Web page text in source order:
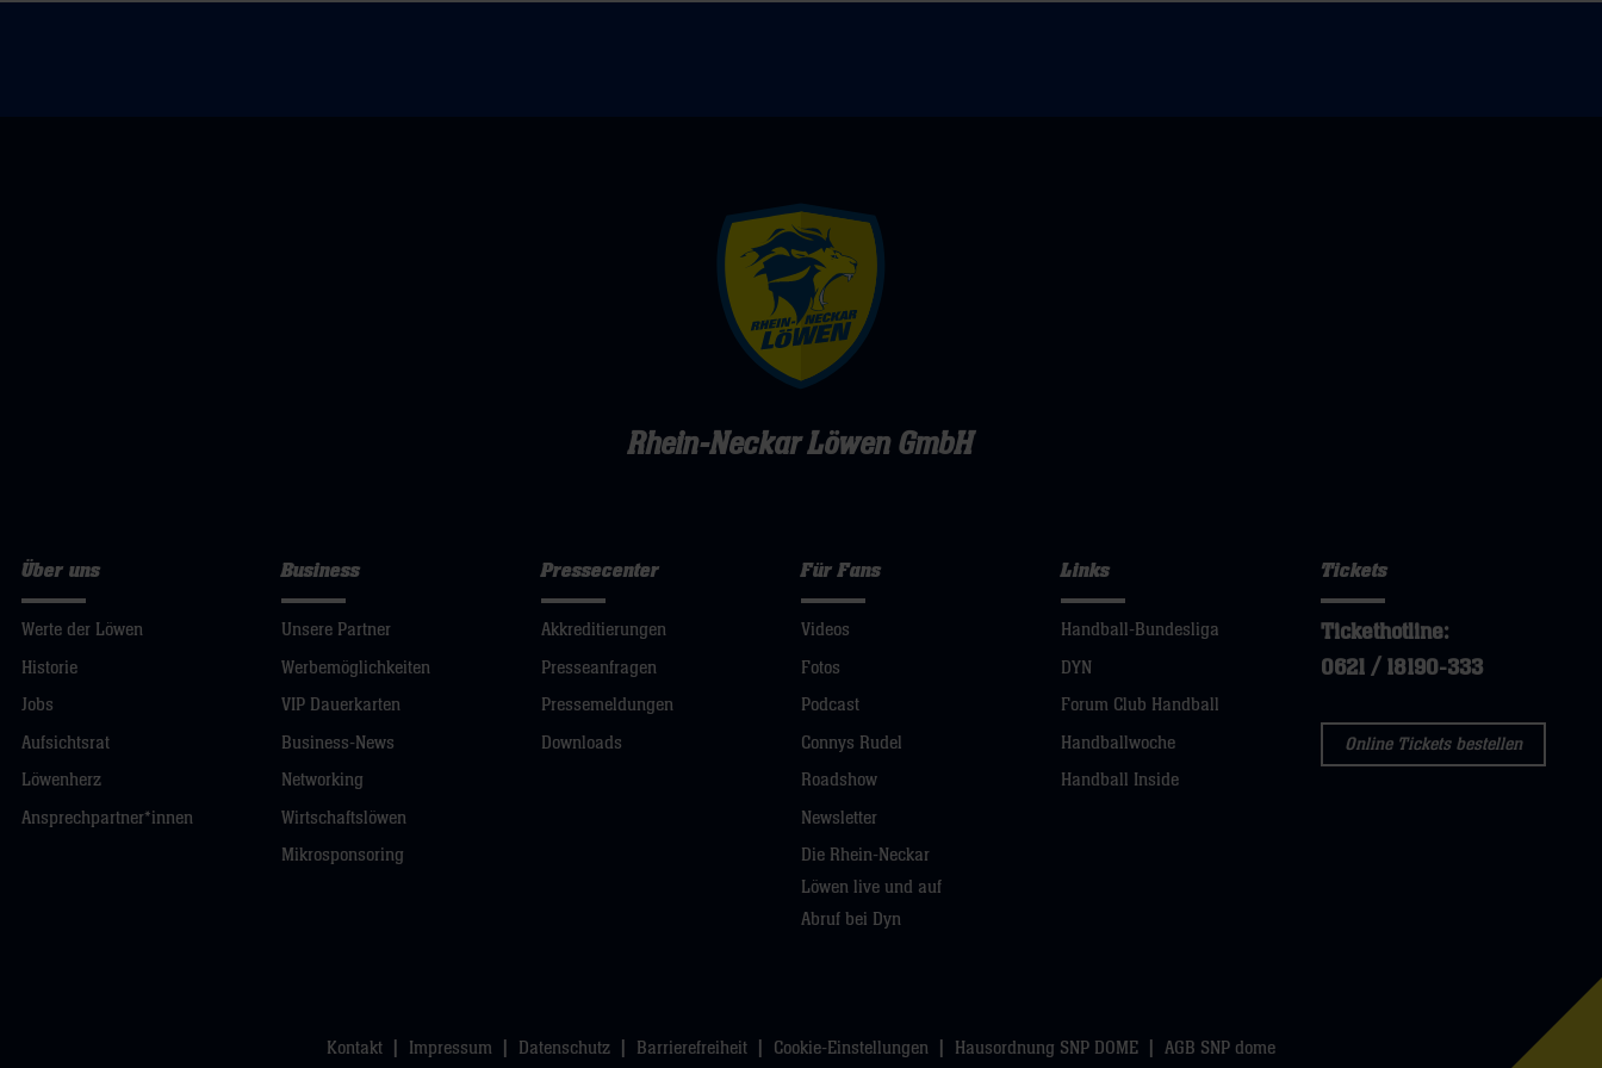
Rhein-Neckar Löwen GmbH
Über uns
Werte der Löwen
Historie
Jobs
Aufsichtsrat
Löwenherz
Ansprechpartner*innen
Business
Unsere Partner
Werbemöglichkeiten
VIP Dauerkarten
Business-News
Networking
Wirtschaftslöwen
Mikrosponsoring
Pressecenter
Akkreditierungen
Presseanfragen
Pressemeldungen
Downloads
Für Fans
Videos
Fotos
Podcast
Connys Rudel
Roadshow
Newsletter
Die Rhein-Neckar
Löwen live und auf
Abruf bei Dyn
Links
Handball-Bundesliga
DYN
Forum Club Handball
Handballwoche
Handball Inside
Tickets
Tickethotline:
0621 / 18190-333
Online Tickets bestellen
Kontakt Impressum Datenschutz Barrierefreiheit Cookie-Einstellungen Hausordnung SNP DOME AGB SNP dome